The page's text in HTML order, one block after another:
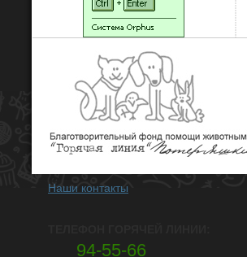
Наши контакты
94-55-66